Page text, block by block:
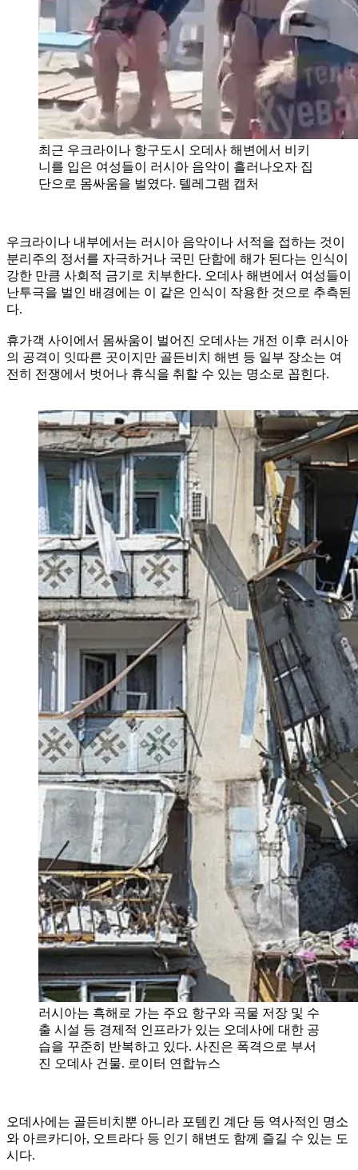
최근 우크라이나 항구도시 오데사 해변에서 비키
니를 입은 여성들이 러시아 음악이 흘러나오자 집
단으로 몸싸움을 벌였다. 텔레그램 캡처
우크라이나 내부에서는 러시아 음악이나 서적을 접하는 것이
분리주의 정서를 자극하거나 국민 단합에 해가 된다는 인식이
강한 만큼 사회적 금기로 치부한다. 오데사 해변에서 여성들이
난투극을 벌인 배경에는 이 같은 인식이 작용한 것으로 추측된
다.
휴가객 사이에서 몸싸움이 벌어진 오데사는 개전 이후 러시아
의 공격이 잇따른 곳이지만 골든비치 해변 등 일부 장소는 여
전히 전쟁에서 벗어나 휴식을 취할 수 있는 명소로 꼽힌다.
러시아는 흑해로 가는 주요 항구와 곡물 저장 및 수
출 시설 등 경제적 인프라가 있는 오데사에 대한 공
습을 꾸준히 반복하고 있다. 사진은 폭격으로 부서
진 오데사 건물. 로이터 연합뉴스
오데사에는 골든비치뿐 아니라 포템킨 계단 등 역사적인 명소
와 아르카디아, 오트라다 등 인기 해변도 함께 즐길 수 있는 도
시다.